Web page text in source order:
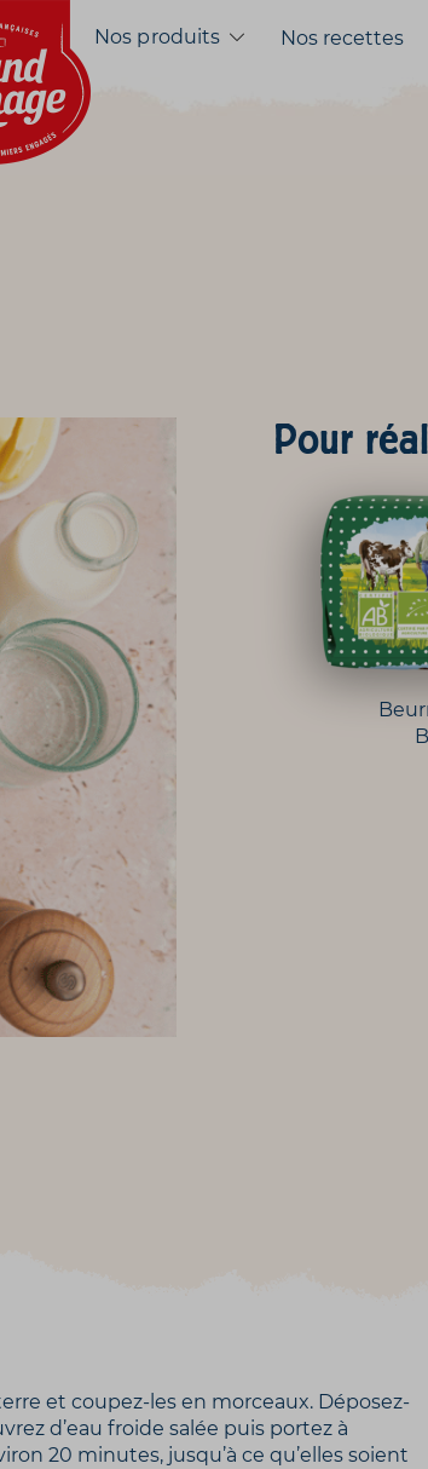
Nos produits Nos recettes
Pour
et coupez-les en morceaux. Déposez-
d’eau froide salée puis portez à
20 minutes, jusqu’à ce qu’elles soient